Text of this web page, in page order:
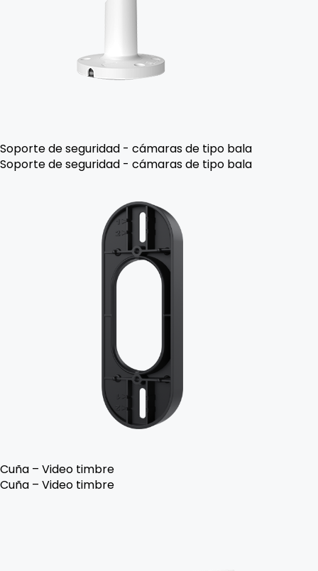
Soporte de seguridad - cámaras de tipo bala
Soporte de seguridad - cámaras de tipo bala
Cuña – Video timbre
Cuña – Video timbre